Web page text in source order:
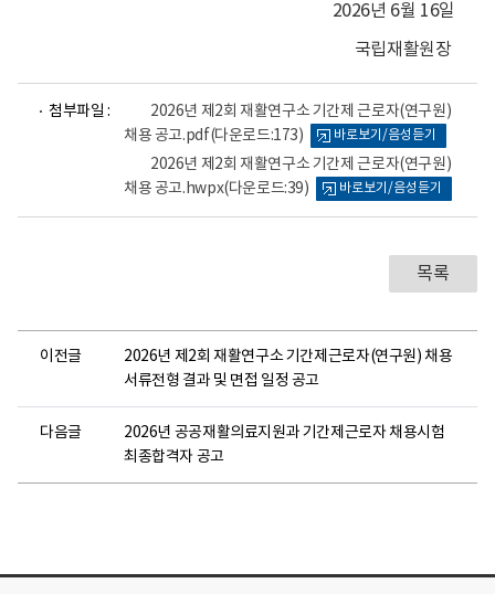
2026년 6월 16일
국립재활원장
첨부파일 :
2026년 제2회 재활연구소 기간제 근로자(연구원)
채용 공고.pdf(다운로드:173) 바로보기/음성듣기
2026년 제2회 재활연구소 기간제 근로자(연구원)
채용 공고.hwpx(다운로드:39) 바로보기/음성듣기
목록
이전글
2026년 제2회 재활연구소 기간제근로자(연구원) 채용
서류전형 결과 및 면접 일정 공고
다음글
2026년 공공재활의료지원과 기간제근로자 채용시험
최종합격자 공고